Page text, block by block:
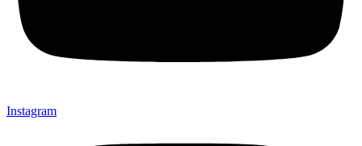
Instagram